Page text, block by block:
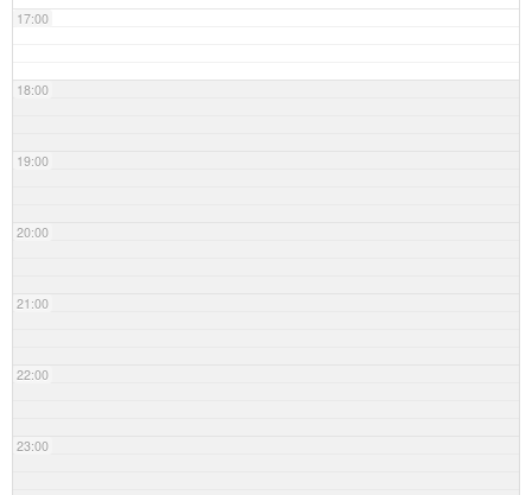
17:00
18:00
19:00
20:00
21:00
22:00
23:00